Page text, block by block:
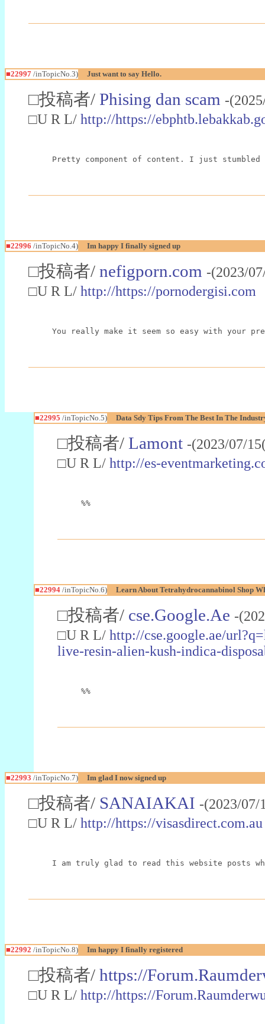
■22997 /inTopicNo.3) Just want to say Hello.
□投稿者/ Phising dan scam -
□U R L/ http://https://
Pretty component of content. I just
■22996 /inTopicNo.4) Im happy I finally signed up
□投稿者/ nefigporn.com -(2023/
□U R L/ http://https://pornodergisi.com
You really make it seem so easy with your
■22995 /inTopicNo.5) Data Sdy Tips From The Best In The
□投稿者/ Lamont -(2023/07/
□U R L/ http://es-
%%
■22994/inTopicNo.6) Learn About Tetrahydrocannabinol Shop
□投稿者/ cse.Google.Ae -
□U R L/ http://cse.google.ae/
live-resin-alien-kush-indica-
%%
■22993 /inTopicNo.7) Im glad I now signed up
□投稿者/ SANAIAKAI -(2023/
□U R L/ http://https://visasdirect.com.au
I am truly glad to read this website posts
■22992 /inTopicNo.8) Im happy I finally registered
□投稿者/ https://
□U R L/ http://https://